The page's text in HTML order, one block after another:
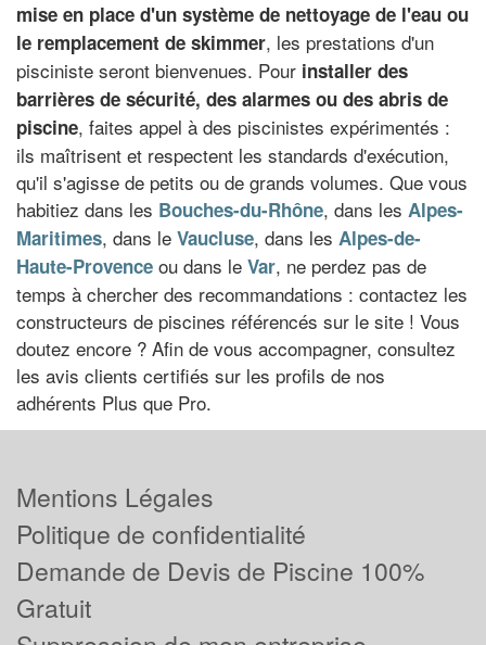
mise en place d'un système de nettoyage de l'eau ou
le remplacement de skimmer, les prestations d'un
pisciniste seront bienvenues. Pour installer des
barrières de sécurité, des alarmes ou des abris de
piscine, faites appel à des piscinistes expérimentés :
ils maîtrisent et respectent les standards d'exécution,
qu'il s'agisse de petits ou de grands volumes. Que vous
habitiez dans les Bouches-du-Rhône, dans les Alpes-
Maritimes, dans le Vaucluse, dans les Alpes-de-
Haute-Provence ou dans le Var, ne perdez pas de
temps à chercher des recommandations : contactez les
constructeurs de piscines référencés sur le site ! Vous
doutez encore ? Afin de vous accompagner, consultez
les avis clients certifiés sur les profils de nos
adhérents Plus que Pro.
Mentions Légales
Politique de confidentialité
Demande de Devis de Piscine 100%
Gratuit